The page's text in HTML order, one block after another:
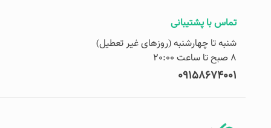
تماس با پشتیبانی
شنبه تا چهارشنبه (روزهای غیر تعطیل)
8 صبح تا ساعت 20:00
09158674001